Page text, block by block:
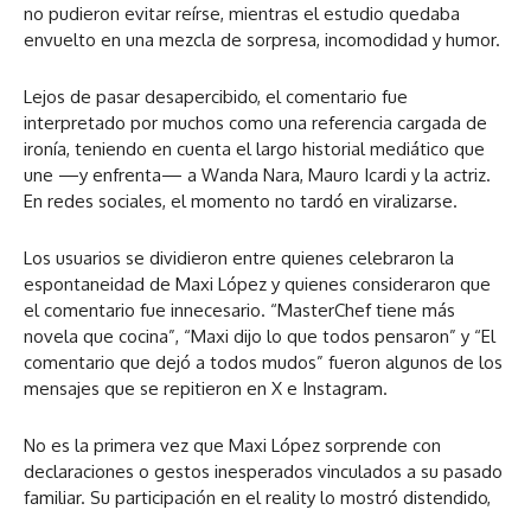
no pudieron evitar reírse, mientras el estudio quedaba
envuelto en una mezcla de sorpresa, incomodidad y humor.
Lejos de pasar desapercibido, el comentario fue
interpretado por muchos como una referencia cargada de
ironía, teniendo en cuenta el largo historial mediático que
une —y enfrenta— a Wanda Nara, Mauro Icardi y la actriz.
En redes sociales, el momento no tardó en viralizarse.
Los usuarios se dividieron entre quienes celebraron la
espontaneidad de Maxi López y quienes consideraron que
el comentario fue innecesario. “MasterChef tiene más
novela que cocina”, “Maxi dijo lo que todos pensaron” y “El
comentario que dejó a todos mudos” fueron algunos de los
mensajes que se repitieron en X e Instagram.
No es la primera vez que Maxi López sorprende con
declaraciones o gestos inesperados vinculados a su pasado
familiar. Su participación en el reality lo mostró distendido,